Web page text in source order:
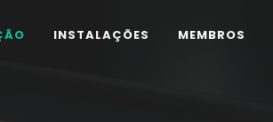
INSTALAÇÕES MEMBROS